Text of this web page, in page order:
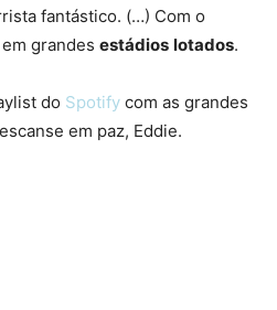
fantástico. (…) Com o
grandes estádios lotados.
do Spotify com as grandes
em paz, Eddie.